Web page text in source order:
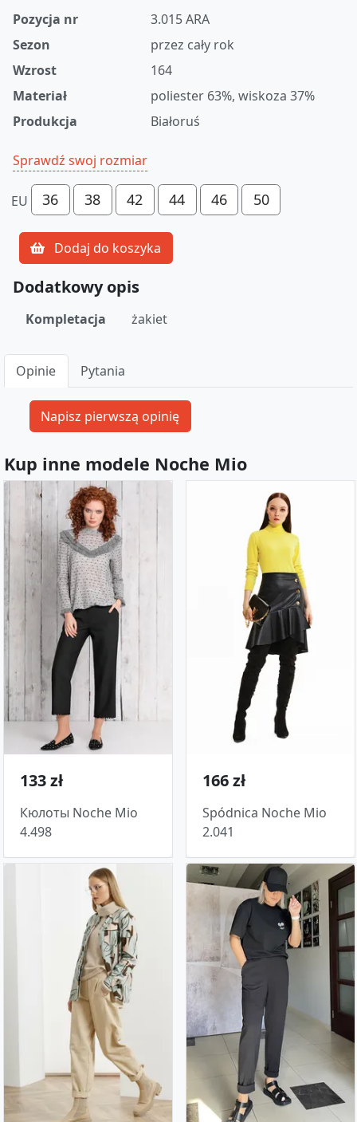
Pozycja nr
3.015 ARA
Sezon
przez cały rok
Wzrost
164
Materiał
poliester 63%, wiskoza 37%
Produkcja
Białoruś
Sprawdź swoj rozmiar
EU 36 38 42 44 46 50
Dodaj do koszyka
Dodatkowy opis
Kompletacja żakiet
Opinie Pytania
Kup inne modele Noche Mio
133 zł
Кюлоты Noche Mio
4.498
166 zł
Spódnica Noche Mio
2.041